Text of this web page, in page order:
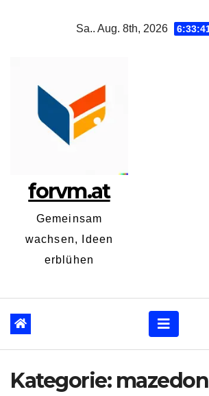
Sa.. Aug. 8th, 2026
forvm.at
Gemeinsam
wachsen, Ideen
erblühen
Kategorie: